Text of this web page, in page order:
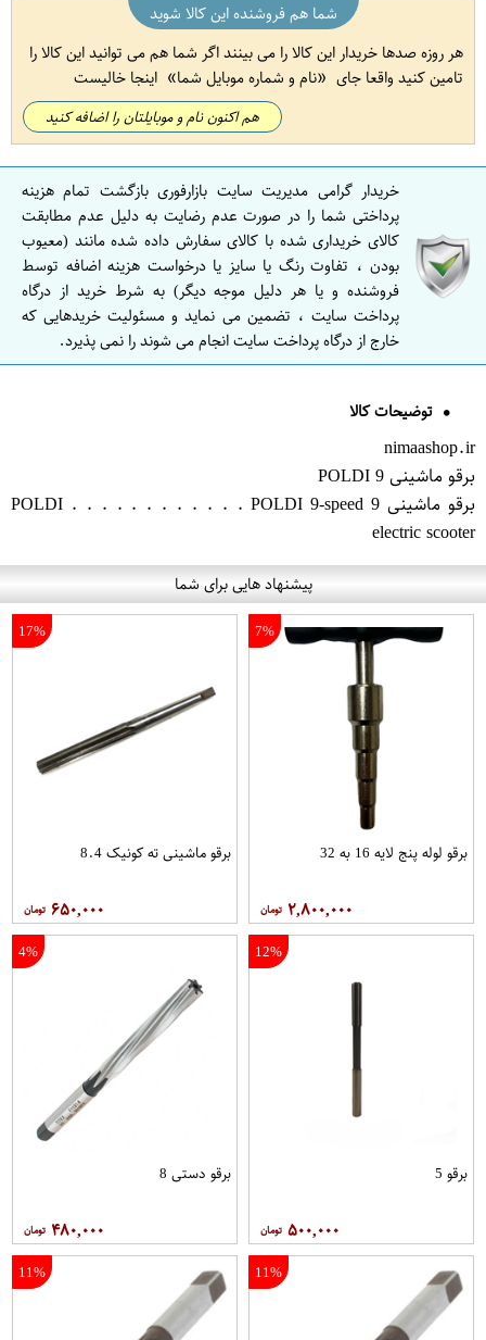
شما هم فروشنده این کالا شوید
هر روزه صدها خریدار این کالا را می بینند اگر شما هم می توانید این کالا را
تامین کنید واقعا جای
نام و شماره موبایل شما اینجا خالیست
هم اکنون نام و موبایلتان را اضافه کنید
خریدار گرامی مدیریت سایت بازارفوری بازگشت تمام هزینه
پرداختی شما را در صورت عدم رضایت به دلیل عدم مطابقت
کالای خریداری شده با کالای سفارش داده شده مانند (معیوب
بودن ، تفاوت رنگ یا سایز یا درخواست هزینه اضافه توسط
فروشنده و یا هر دلیل موجه دیگر) به شرط خرید از درگاه
پرداخت سایت ، تضمین می نماید و مسئولیت خریدهایی که
خارج از درگاه پرداخت سایت انجام می شوند را نمی پذیرد.
توضیحات کالا
nimaashop.ir
برقو ماشینی 9 POLDI
برقو ماشینی 9 POLDI . . . . . . . . . . . . POLDI 9-speed
electric scooter
پیشنهاد هایی برای شما
7%
برقو لوله پنج لایه 16 به 32
۲,۸۰۰,۰۰۰
17%
برقو ماشینی ته کونیک 8.4
۶۵۰,۰۰۰
12%
برقو 5
۵۰۰,۰۰۰
4%
برقو دستی 8
۴۸۰,۰۰۰
11%
11%